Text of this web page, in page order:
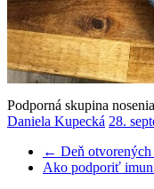
Podporná skupina nosenia
Daniela Kupecká 28.
← Deň
Ako podporiť